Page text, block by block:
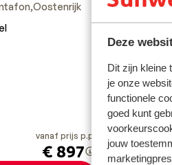
Deze
Dit zijn kleine
je onze
functionele
goed kunt
jouw
Oostenrijk
vanaf prijs p.p.
€ 897
Hotel
Sankt
Oostenrijk
Gratis
Za 12